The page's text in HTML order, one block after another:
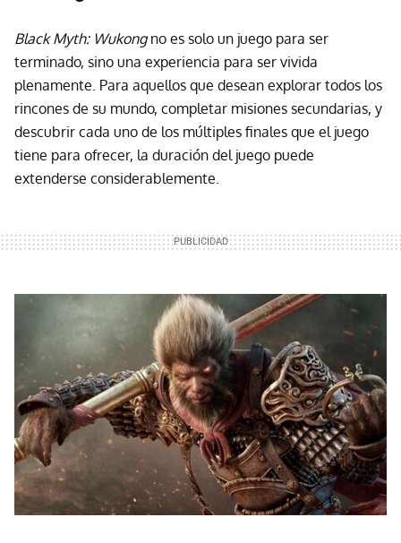
Black Myth: Wukongno es solo un juego para ser
terminado, sino una experiencia para ser vivida
plenamente. Para aquellos que desean explorar todos los
rincones de su mundo, completar misiones secundarias, y
descubrir cada uno de los múltiples finales que el juego
tiene para ofrecer, la duración del juego puede
extenderse considerablemente.